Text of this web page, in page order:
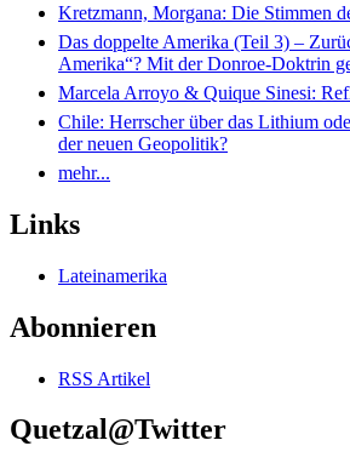
Kretzmann, Morgana: Die Stimmen
Das doppelte Amerika (Teil 3) –
Amerika“? Mit der Donroe-Doktrin
Marcela Arroyo & Quique Sinesi:
Chile: Herrscher über das Lithium
der neuen Geopolitik?
mehr...
Links
Lateinamerika
Abonnieren
RSS Artikel
Quetzal@Twitter